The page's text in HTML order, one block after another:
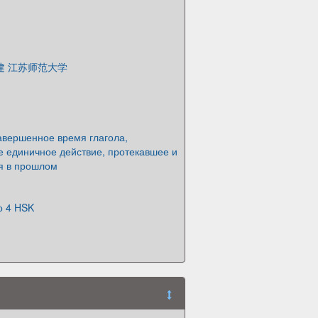
江苏师范大学
время глагола,
действие, протекавшее и
в прошлом
4 HSK